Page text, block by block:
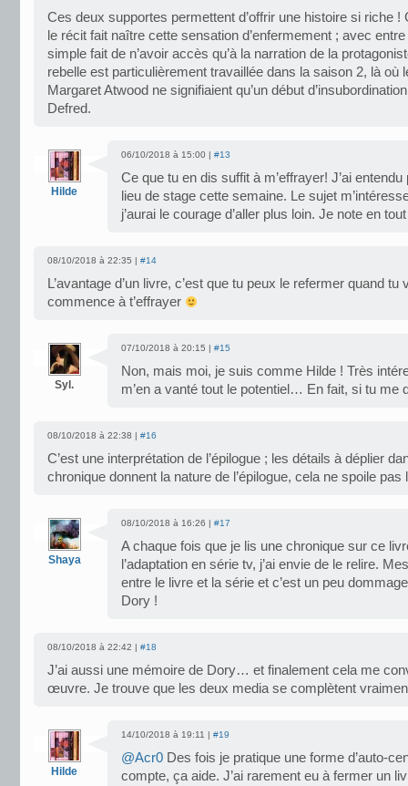
Ces deux supportes permettent d’offrir une histoire si riche !
le récit fait naître cette sensation d’enfermement ; avec
simple fait de n’avoir accès qu’à la narration de la
rebelle est particulièrement travaillée dans la saison 2, là où
Margaret Atwood ne signifiaient qu’un début
Defred.
Hilde
06/10/2018 à 15:00 | #13
Ce que tu en dis suffit à m’effrayer! J’ai
lieu de stage cette semaine. Le sujet
j’aurai le courage d’aller plus loin. Je note en
08/10/2018 à 22:35 | #14
L’avantage d’un livre, c’est que tu peux le refermer quand tu
commence à t’effrayer
Syl.
07/10/2018 à 20:15 | #15
Non, mais moi, je suis comme Hilde ! Très
m’en a vanté tout le potentiel… En fait, si tu me
08/10/2018 à 22:38 | #16
C’est une interprétation de l’épilogue ; les détails à déplier
chronique donnent la nature de l’épilogue, cela ne spoile pas
Shaya
08/10/2018 à 16:26 | #17
A chaque fois que je lis une chronique sur ce
l’adaptation en série tv, j’ai envie de le relire.
entre le livre et la série et c’est un peu
Dory !
08/10/2018 à 22:42 | #18
J’ai aussi une mémoire de Dory… et finalement cela me
œuvre. Je trouve que les deux media se complètent
Hilde
14/10/2018 à 19:11 | #19
@Acr0 Des fois je pratique une forme d’auto-
compte, ça aide. J’ai rarement eu à fermer un